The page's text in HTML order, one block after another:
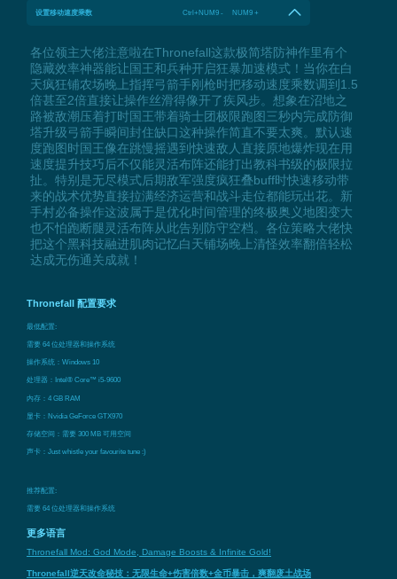
设置移动速度乘数 Ctrl+NUM9 - NUM9 +
各位领主大佬注意啦在Thronefall这款极简塔防神作里有个
隐藏效率神器能让国王和兵种开启狂暴加速模式！当你在白
天疯狂铺农场晚上指挥弓箭手刚枪时把移动速度乘数调到1.5
倍甚至2倍直接让操作丝滑得像开了疾风步。想象在沼地之
路被敌潮压着打时国王带着骑士团极限跑图三秒内完成防御
塔升级弓箭手瞬间封住缺口这种操作简直不要太爽。默认速
度跑图时国王像在跳慢摇遇到快速敌人直接原地爆炸现在用
速度提升技巧后不仅能灵活布阵还能打出教科书级的极限拉
扯。特别是无尽模式后期敌军强度疯狂叠buff时快速移动带
来的战术优势直接拉满经济运营和战斗走位都能玩出花。新
手村必备操作这波属于是优化时间管理的终极奥义地图变大
也不怕跑断腿灵活布阵从此告别防守空档。各位策略大佬快
把这个黑科技融进肌肉记忆白天铺场晚上清怪效率翻倍轻松
达成无伤通关成就！
Thronefall 配置要求
最低配置:
需要 64 位处理器和操作系统
操作系统：Windows 10
处理器：Intel® Core™ i5-9600
内存：4 GB RAM
显卡：Nvidia GeForce GTX970
存储空间：需要 300 MB 可用空间
声卡：Just whistle your favourite tune :)
推荐配置:
需要 64 位处理器和操作系统
更多语言
Thronefall Mod: God Mode, Damage Boosts & Infinite Gold!
Thronefall逆天改命秘技：无限生命+伤害倍数+金币暴击，爽翻废土战场